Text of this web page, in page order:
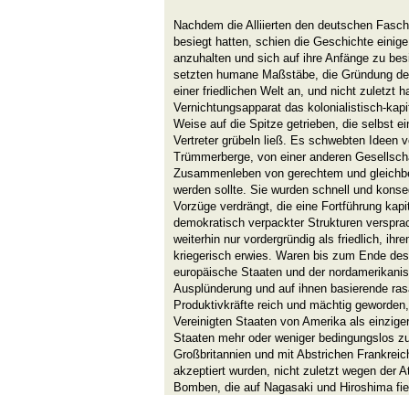
Nachdem die Alliierten den deutschen
besiegt hatten, schien die Geschichte
anzuhalten und sich auf ihre Anfänge zu
setzten humane Maßstäbe, die Gründung
einer friedlichen Welt an, und nicht zuletzt
Vernichtungsapparat das kolonialistisch-
Weise auf die Spitze getrieben, die selbst
Vertreter grübeln ließ. Es schwebten Ideen
Trümmerberge, von einer anderen
Zusammenleben von gerechtem und
werden sollte. Sie wurden schnell und
Vorzüge verdrängt, die eine Fortführung
demokratisch verpackter Strukturen
weiterhin nur vordergründig als friedlich,
kriegerisch erwies. Waren bis zum Ende
europäische Staaten und der
Ausplünderung und auf ihnen basierende
Produktivkräfte reich und mächtig
Vereinigten Staaten von Amerika als
Staaten mehr oder weniger bedingungslos
Großbritannien und mit Abstrichen
akzeptiert wurden, nicht zuletzt wegen der
Bomben, die auf Nagasaki und Hiroshima